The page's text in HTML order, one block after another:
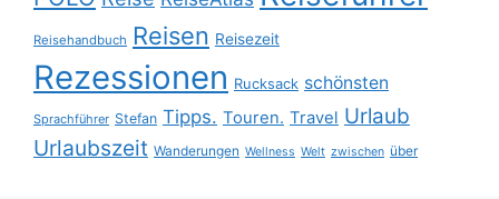
Reisehandbuch Reisen Reisezeit
Rezessionen Rucksack schönsten
Sprachführer Stefan Tipps. Touren. Travel Urlaub
Urlaubszeit Wanderungen Wellness Welt zwischen über